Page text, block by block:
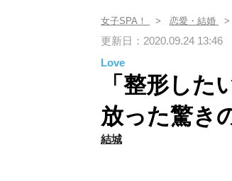
女子SPA！ 恋愛・結婚
更新日：2020.09.24 13:46
Love
「整形し
放った驚き
結城